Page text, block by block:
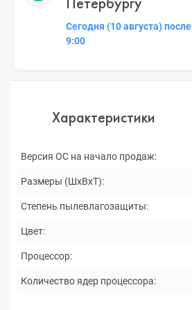
Сегодня (10 августа) после
9:00
Характеристики
Версия ОС на начало продаж:
Размеры (ШxВxТ):
Степень пылевлагозащиты:
Цвет:
Процессор:
Количество ядер процессора: